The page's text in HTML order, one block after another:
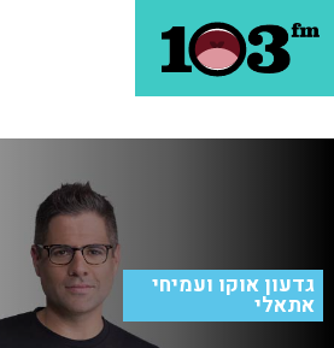
גדעון אוקו ועמיחי
אתאלי